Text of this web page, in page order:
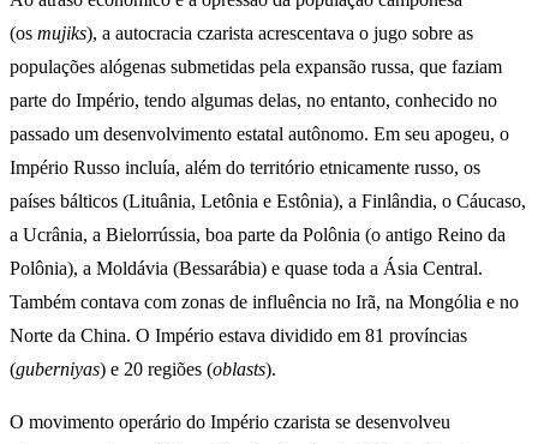
(os mujiks), a autocracia czarista acrescentava o jugo sobre as
populações alógenas submetidas pela expansão russa, que faziam
parte do Império, tendo algumas delas, no entanto, conhecido no
passado um desenvolvimento estatal autônomo. Em seu apogeu, o
Império Russo incluía, além do território etnicamente russo, os
países bálticos (Lituânia, Letônia e Estônia), a Finlândia, o Cáucaso,
a Ucrânia, a Bielorrússia, boa parte da Polônia (o antigo Reino da
Polônia), a Moldávia (Bessarábia) e quase toda a Ásia Central.
Também contava com zonas de influência no Irã, na Mongólia e no
Norte da China. O Império estava dividido em 81 províncias
(guberniyas) e 20 regiões (oblasts).
O movimento operário do Império czarista se desenvolveu